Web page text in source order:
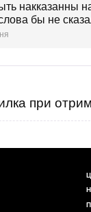
накказанны
бы не
при